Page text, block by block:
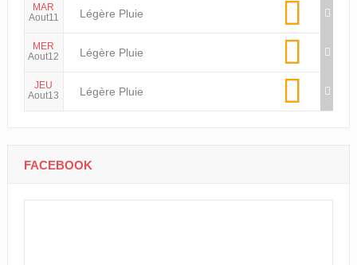
MAR
Aout11
Légère Pluie
MER
Aout12
Légère Pluie
JEU
Aout13
Légère Pluie
FACEBOOK